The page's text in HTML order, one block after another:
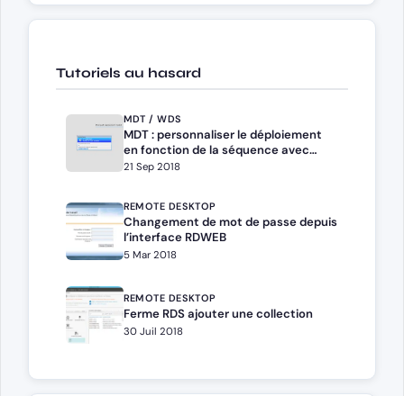
Tutoriels au hasard
MDT / WDS
MDT : personnaliser le déploiement
en fonction de la séquence avec
TaskSequenceID
21 Sep 2018
REMOTE DESKTOP
Changement de mot de passe depuis
l’interface RDWEB
5 Mar 2018
REMOTE DESKTOP
Ferme RDS ajouter une collection
30 Juil 2018